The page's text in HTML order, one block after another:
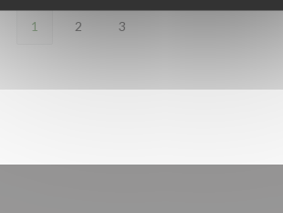
1 2 3